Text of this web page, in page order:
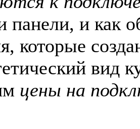
панели, и как
которые
вид
цены на